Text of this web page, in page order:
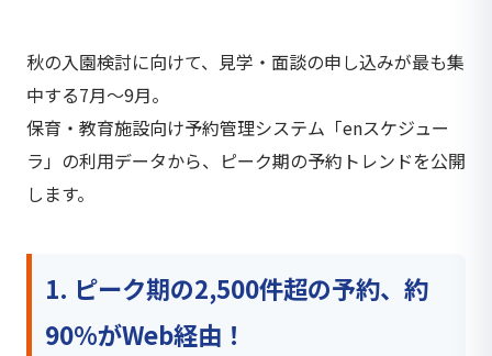
秋の入園検討に向けて、見学・面談の申し込みが最も集
中する7月〜9月。
保育・教育施設向け予約管理システム「enスケジュー
ラ」の利用データから、ピーク期の予約トレンドを公開
します。
1. ピーク期の2,500件超の予約、約
90%がWeb経由！